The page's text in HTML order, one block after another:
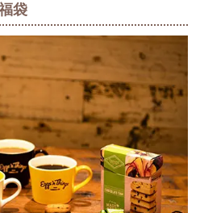
袋